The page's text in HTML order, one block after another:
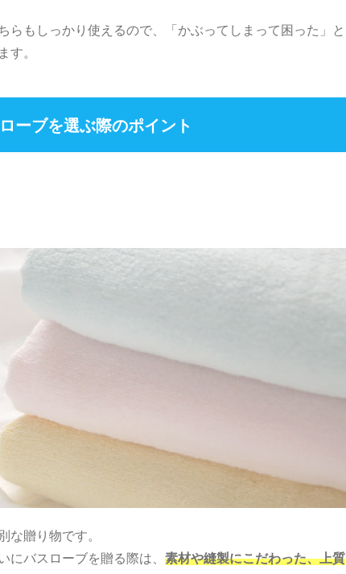
らもしっかり使えるので、「かぶってしまって困った」と
す。
ーブを選ぶ際のポイント
な贈り物です。
バスローブを贈る際は、 素材や縫製にこだわった、上質